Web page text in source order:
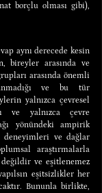
borçlu olması gibi),
aynı derecede kesin
bireyler arasında ve
arasında önemli
ve bu tür
yalnızca çevresel
ve yalnızca çevre
yönündeki ampirik
deneyimleri ve dağlar
araştırmalarla
ve eşitlenemez
eşitsizlikler her
Bununla birlikte,